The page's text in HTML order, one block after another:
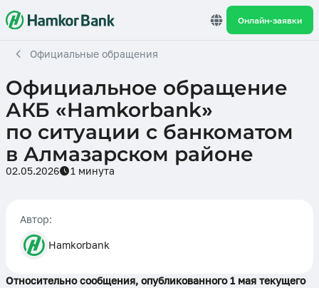
Онлайн-заявки
Официальные обращения
Официальное обращение
АКБ «Hamkorbank»
по ситуации с банкоматом
в Алмазарском районе
02.05.2026 1 минута
Автор:
Hamkorbank
Относительно сообщения, опубликованного 1 мая текущего